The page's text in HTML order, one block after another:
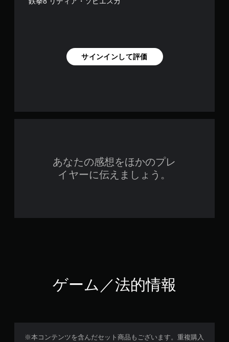
サインインして評価
あなたの感想をほかのプレ
イヤーに伝えましょう。
ゲーム／法的情報
※本コンテンツを含んだセット商品もございます。重複購入